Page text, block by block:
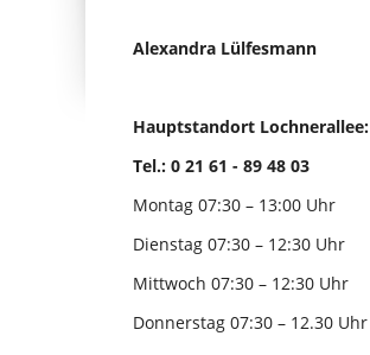
Alexandra Lülfesmann
Hauptstandort Lochnerallee:
Tel.: 0 21 61 - 89 48 03
Montag 07:30 – 13:00 Uhr
Dienstag 07:30 – 12:30 Uhr
Mittwoch 07:30 – 12:30 Uhr
Donnerstag 07:30 – 12.30 Uhr